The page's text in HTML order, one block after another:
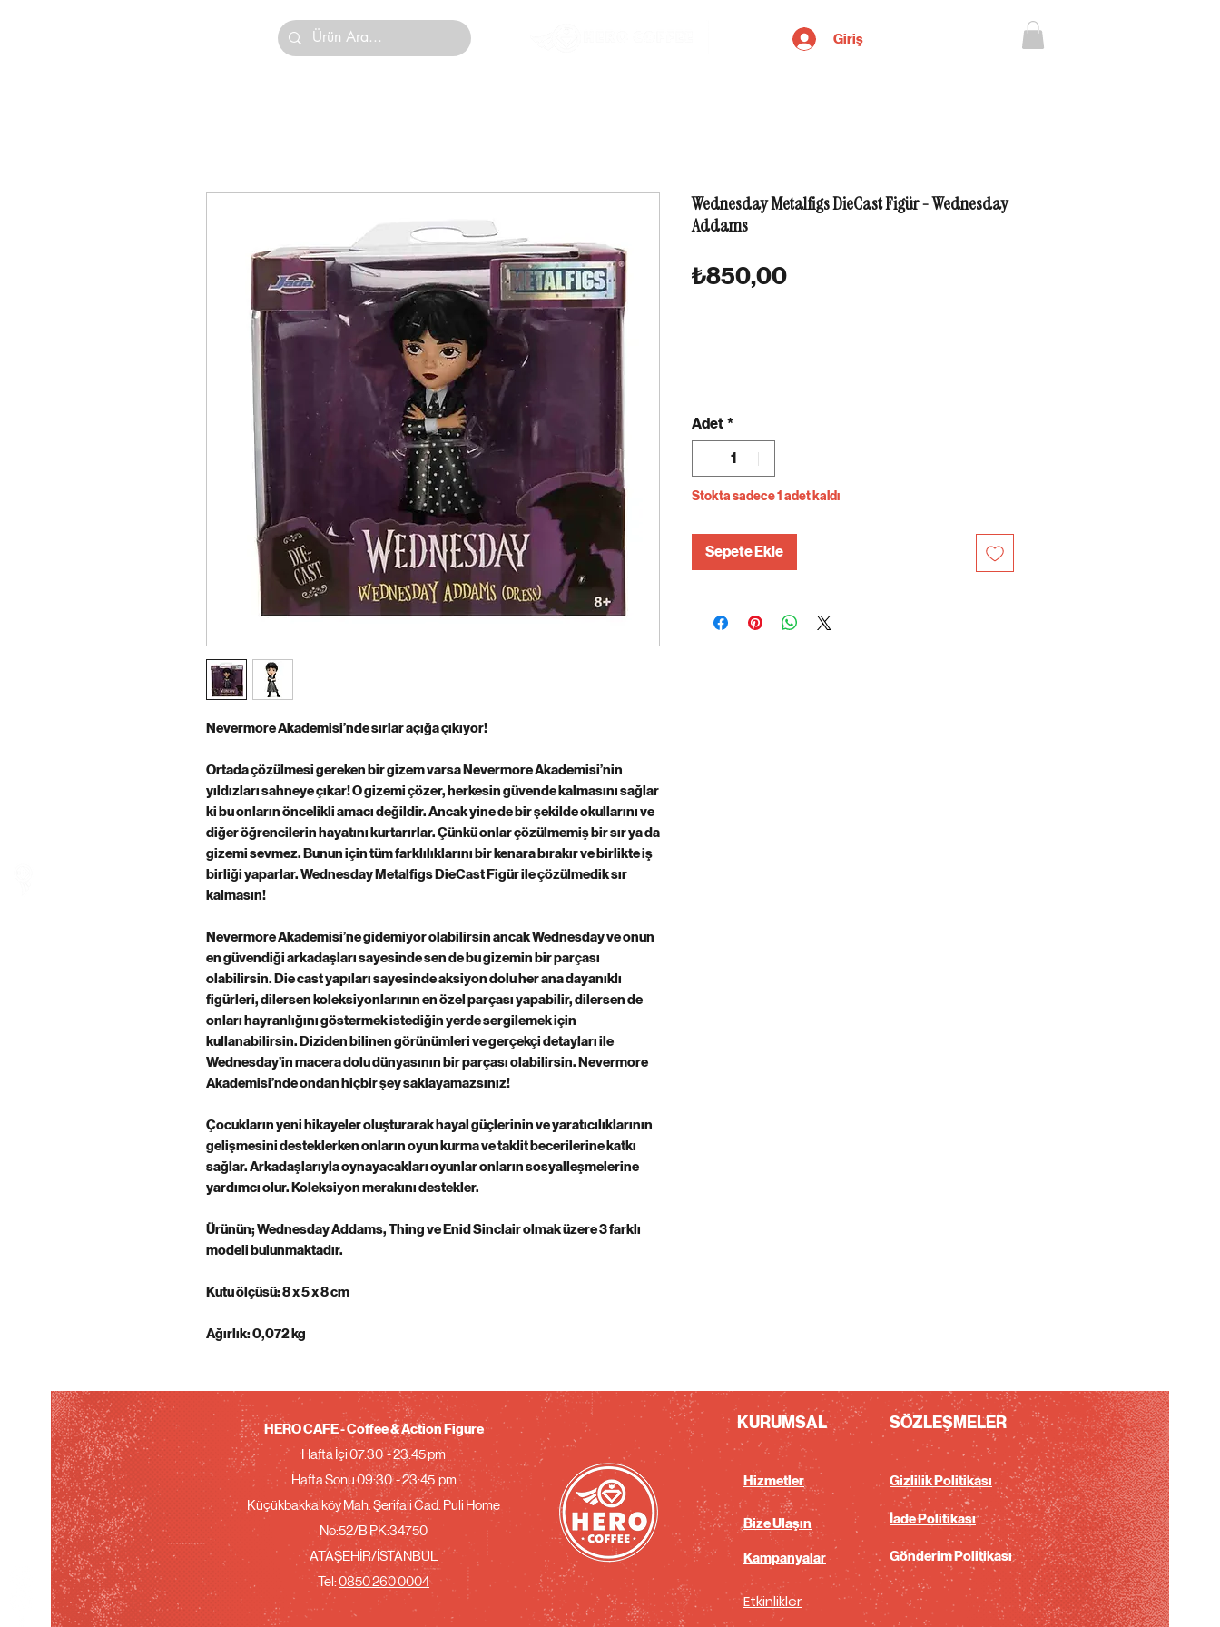
Giriş
Nevermore Akademisi’nde sırlar açığa çıkıyor!
Ortada çözülmesi gereken bir gizem varsa Nevermore Akademisi’nin
yıldızları sahneye çıkar! O gizemi çözer, herkesin güvende kalmasını sağlar
ki bu onların öncelikli amacı değildir. Ancak yine de bir şekilde okullarını ve
diğer öğrencilerin hayatını kurtarırlar. Çünkü onlar çözülmemiş bir sır ya da
gizemi sevmez. Bunun için tüm farklılıklarını bir kenara bırakır ve birlikte iş
birliği yaparlar. Wednesday Metalfigs DieCast Figür ile çözülmedik sır
kalmasın!
Nevermore Akademisi’ne gidemiyor olabilirsin ancak Wednesday ve onun
en güvendiği arkadaşları sayesinde sen de bu gizemin bir parçası
olabilirsin. Die cast yapıları sayesinde aksiyon dolu her ana dayanıklı
figürleri, dilersen koleksiyonlarının en özel parçası yapabilir, dilersen de
onları hayranlığını göstermek istediğin yerde sergilemek için
kullanabilirsin. Diziden bilinen görünümleri ve gerçekçi detayları ile
Wednesday’in macera dolu dünyasının bir parçası olabilirsin. Nevermore
Akademisi’nde ondan hiçbir şey saklayamazsınız!
Çocukların yeni hikayeler oluşturarak hayal güçlerinin ve yaratıcılıklarının
gelişmesini desteklerken onların oyun kurma ve taklit becerilerine katkı
sağlar. Arkadaşlarıyla oynayacakları oyunlar onların sosyalleşmelerine
yardımcı olur. Koleksiyon merakını destekler.
Ürünün; Wednesday Addams, Thing ve Enid Sinclair olmak üzere 3 farklı
modeli bulunmaktadır.
Kutu ölçüsü: 8 x 5 x 8 cm
Ağırlık: 0,072 kg
Wednesday Metalfigs DieCast Figür - Wednesday
Addams
₺850,00Fiyat
Adet *
Stokta sadece 1 adet kaldı
Sepete Ekle
HERO CAFE - Coffee & Action Figure
Hafta İçi 07:30 - 23:45 pm
Hafta Sonu 09:30 - 23:45 pm
Küçükbakkalköy Mah. Şerifali Cad. Puli Home
No:52/B PK:34750
ATAŞEHİR/İSTANBUL
Tel:0850 260 0004
KURUMSAL
Hizmetler
Bize Ulaşın
Kampanyalar
SÖZLEŞMELER
Gizlilik Politikası
İade Politikası
Gönderim Politikası
Etkinlikler